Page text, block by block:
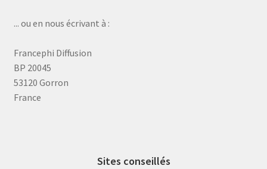
... ou en nous écrivant à :
Francephi Diffusion
BP 20045
53120 Gorron
France
Sites conseillés